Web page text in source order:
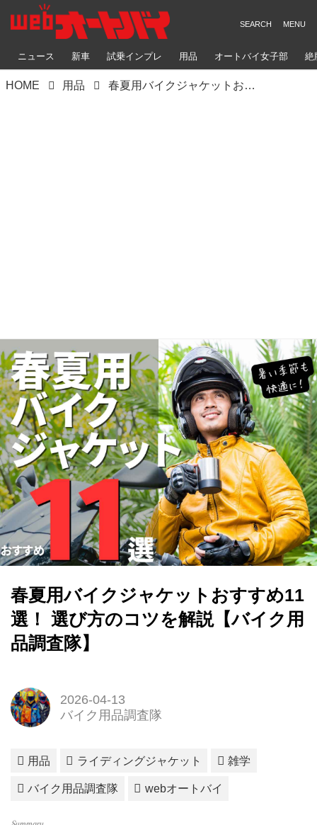
ニュース 新車 試乗インプレ 用品 オートバイ女子部 絶
HOME 用品 春夏用バイクジャケットおすすめ11選！ 選び方のコツを解説【バイク用品調査隊】
春夏用バイクジャケットおすすめ11
選！ 選び方のコツを解説【バイク用
品調査隊】
2026-04-13
バイク用品調査隊
用品 ライディングジャケット 雑学
バイク用品調査隊 webオートバイ